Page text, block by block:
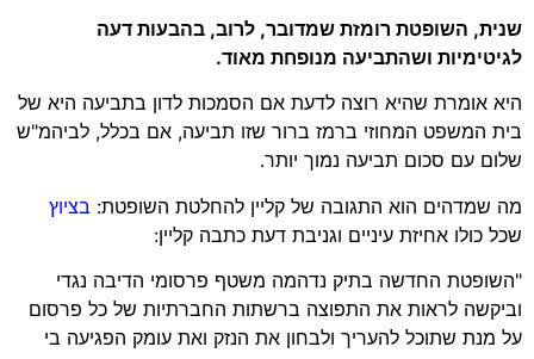
שנית, השופטת רומזת שמדובר, לרוב, בהבעות דעה
לגיטימיות ושהתביעה מנופחת מאוד.
היא אומרת שהיא רוצה לדעת אם הסמכות לדון בתביעה היא של
בית המשפט המחוזי ברמז ברור שזו תביעה, אם בכלל, לביהמ"ש
שלום עם סכום תביעה נמוך יותר.
מה שמדהים הוא התגובה של קליין להחלטת השופטת: בציוץ
שכל כולו אחיזת עיניים וגניבת דעת כתבה קליין:
"השופטת החדשה בתיק נדהמה משטף פרסומי הדיבה נגדי
וביקשה לראות את התפוצה ברשתות החברתיות של כל פרסום
על מנת שתוכל להעריך ולבחון את הנזק ואת עומק הפגיעה בי